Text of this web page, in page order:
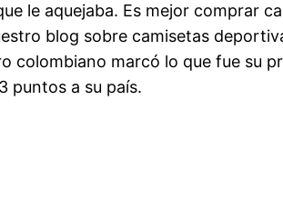
le aquejaba. Es mejor comprar
blog sobre camisetas
colombiano marcó lo que fue su
puntos a su país.